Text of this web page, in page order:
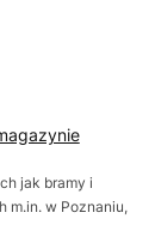
jak bramy i
m.in. w Poznaniu,